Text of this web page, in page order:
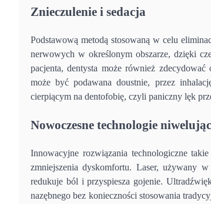
Znieczulenie i sedacja
Podstawową metodą stosowaną w celu
nerwowych w określonym obszarze, dzięki
pacjenta, dentysta może również
może być podawana doustnie, przez
cierpiącym na dentofobię, czyli paniczny lęk
Nowoczesne technologie
Innowacyjne rozwiązania technologiczne
zmniejszenia dyskomfortu. Laser, używany
redukuje ból i przyspiesza gojenie.
nazębnego bez konieczności stosowania